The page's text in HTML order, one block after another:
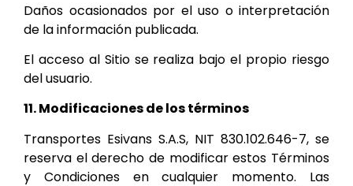
Daños ocasionados por el uso o interpretación
de la información publicada.
El acceso al Sitio se realiza bajo el propio riesgo
del usuario.
11. Modificaciones de los términos
Transportes Esivans S.A.S, NIT 830.102.646-7, se
reserva el derecho de modificar estos Términos
y Condiciones en cualquier momento. Las